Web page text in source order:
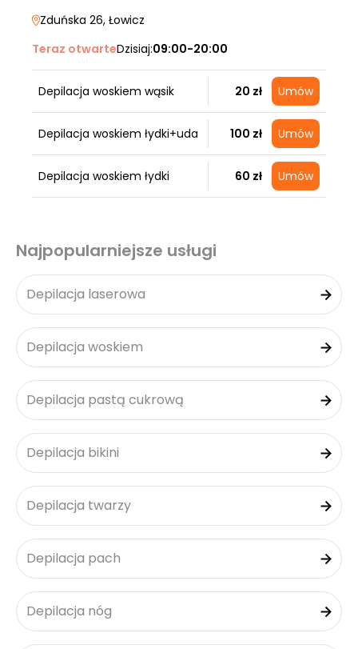
Zduńska 26, Łowicz
Teraz otwarteDzisiaj:09:00-20:00
Depilacja woskiem wąsik 20 zł Umów
Depilacja woskiem łydki+uda 100 zł Umów
Depilacja woskiem łydki 60 zł Umów
Najpopularniejsze usługi
Depilacja laserowa
Depilacja woskiem
Depilacja pastą cukrową
Depilacja bikini
Depilacja twarzy
Depilacja pach
Depilacja nóg